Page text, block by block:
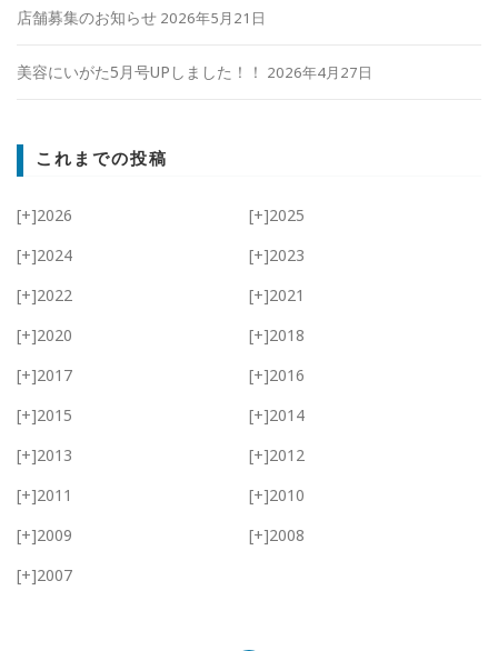
店舗募集のお知らせ 2026年5月21日
美容にいがた5月号UPしました！！ 2026年4月27日
これまでの投稿
[+]2026 [+]2025
[+]2024 [+]2023
[+]2022 [+]2021
[+]2020 [+]2018
[+]2017 [+]2016
[+]2015 [+]2014
[+]2013 [+]2012
[+]2011 [+]2010
[+]2009 [+]2008
[+]2007